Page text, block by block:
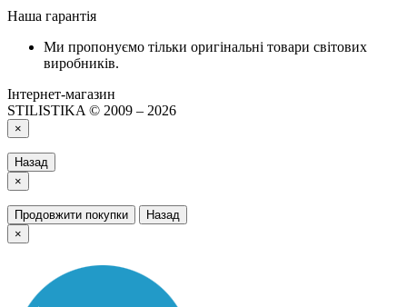
Наша гарантія
Ми пропонуємо тільки оригінальні товари світових
виробників.
Інтернет-магазин
STILISTIKA © 2009 – 2026
×
Назад
×
Продовжити покупки
Назад
×